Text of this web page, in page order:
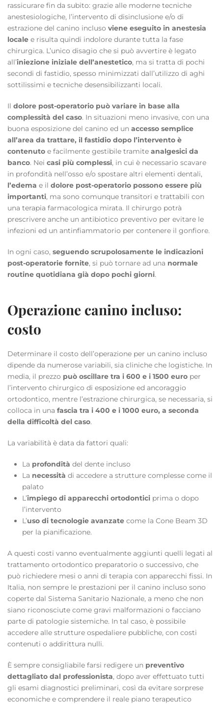
rassicurare fin da subito: grazie alle moderne tecniche
anestesiologiche, l’intervento di disinclusione e/o di
estrazione del canino incluso viene eseguito in anestesia
locale e risulta quindi indolore durante tutta la fase
chirurgica. L’unico disagio che si può avvertire è legato
all’iniezione iniziale dell’anestetico, ma si tratta di pochi
secondi di fastidio, spesso minimizzati dall’utilizzo di aghi
sottilissimi e tecniche desensibilizzanti locali.
Il dolore post-operatorio può variare in base alla
complessità del caso. In situazioni meno invasive, con una
buona esposizione del canino ed un accesso semplice
all’area da trattare, il fastidio dopo l’intervento è
contenuto e facilmente gestibile tramite analgesici da
banco. Nei casi più complessi, in cui è necessario scavare
in profondità nell’osso e/o spostare altri elementi dentali,
l’edema e il dolore post-operatorio possono essere più
importanti, ma sono comunque transitori e trattabili con
una terapia farmacologica mirata. Il chirurgo potrà
prescrivere anche un antibiotico preventivo per evitare le
infezioni ed un antinfiammatorio per contenere il gonfiore.
In ogni caso, seguendo scrupolosamente le indicazioni
post-operatorie fornite, si può tornare ad una normale
routine quotidiana già dopo pochi giorni.
Operazione canino incluso:
costo
Determinare il costo dell’operazione per un canino incluso
dipende da numerose variabili, sia cliniche che logistiche. In
media, il prezzo può oscillare tra i 600 e i 1500 euro per
l’intervento chirurgico di esposizione ed ancoraggio
ortodontico, mentre l’estrazione chirurgica, se necessaria, si
colloca in una fascia tra i 400 e i 1000 euro, a seconda
della difficoltà del caso.
La variabilità è data da fattori quali:
La profondità del dente incluso
La necessità di accedere a strutture complesse come il
palato
L’impiego di apparecchi ortodontici prima o dopo
l’intervento
L’uso di tecnologie avanzate come la Cone Beam 3D
per la pianificazione.
A questi costi vanno eventualmente aggiunti quelli legati al
trattamento ortodontico preparatorio o successivo, che
può richiedere mesi o anni di terapia con apparecchi fissi. In
Italia, non sempre le prestazioni per il canino incluso sono
coperte dal Sistema Sanitario Nazionale, a meno che non
siano riconosciute come gravi malformazioni o facciano
parte di patologie sistemiche. In tal caso, è possibile
accedere alle strutture ospedaliere pubbliche, con costi
contenuti o addirittura nulli.
È sempre consigliabile farsi redigere un preventivo
dettagliato dal professionista, dopo aver effettuato tutti
gli esami diagnostici preliminari, così da evitare sorprese
economiche e comprendere il reale piano terapeutico